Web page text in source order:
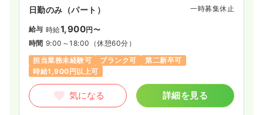
日勤のみ（パート） 一時募集休止
給与 時給1,900円〜
時間 9:00～18:00 （休憩60分）
担当業務未経験可
ブランク可
第二新卒可
時給1,900円以上可
気になる 詳細を見る